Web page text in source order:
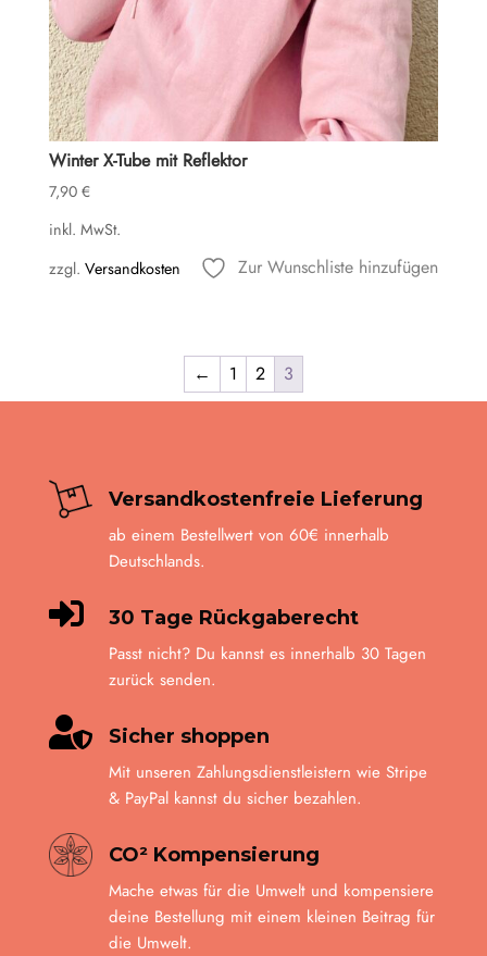
Winter X-Tube mit Reflektor
7,90 €
inkl. MwSt.
zzgl. Versandkosten Zur Wunschliste hinzufügen
← 1 2 3
Versandkostenfreie Lieferung
ab einem Bestellwert von 60€ innerhalb
Deutschlands.

30 Tage Rückgaberecht
Passt nicht? Du kannst es innerhalb 30 Tagen
zurück senden.

Sicher shoppen
Mit unseren Zahlungsdienstleistern wie Stripe
& PayPal kannst du sicher bezahlen.
CO² Kompensierung
Mache etwas für die Umwelt und kompensiere
deine Bestellung mit einem kleinen Beitrag für
die Umwelt.